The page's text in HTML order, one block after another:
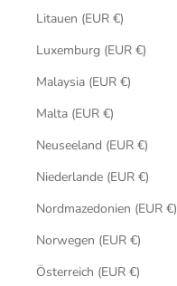
Litauen (EUR €)
Luxemburg (EUR €)
Malaysia (EUR €)
Malta (EUR €)
Neuseeland (EUR €)
Niederlande (EUR €)
Nordmazedonien (EUR €)
Norwegen (EUR €)
Österreich (EUR €)